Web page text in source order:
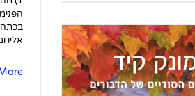
בכתה
אליו